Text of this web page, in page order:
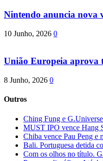
Nintendo anuncia nova
10 Junho, 2026 0
União Europeia aprova
8 Junho, 2026 0
Outros
Ching Fung e
MUST IPO vence Hang
Chiba vence Pau Peng e
Bali. Portuguesa detida
Com os olhos no título.